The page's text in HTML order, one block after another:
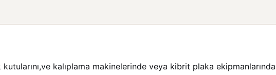
kalıplama makinelerinde veya kibrit plaka